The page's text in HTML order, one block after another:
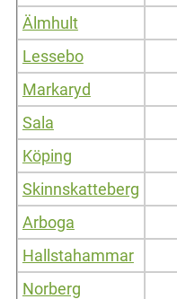
Älmhult
Lessebo
Markaryd
Sala
Köping
Skinnskatteberg
Arboga
Hallstahammar
Norberg